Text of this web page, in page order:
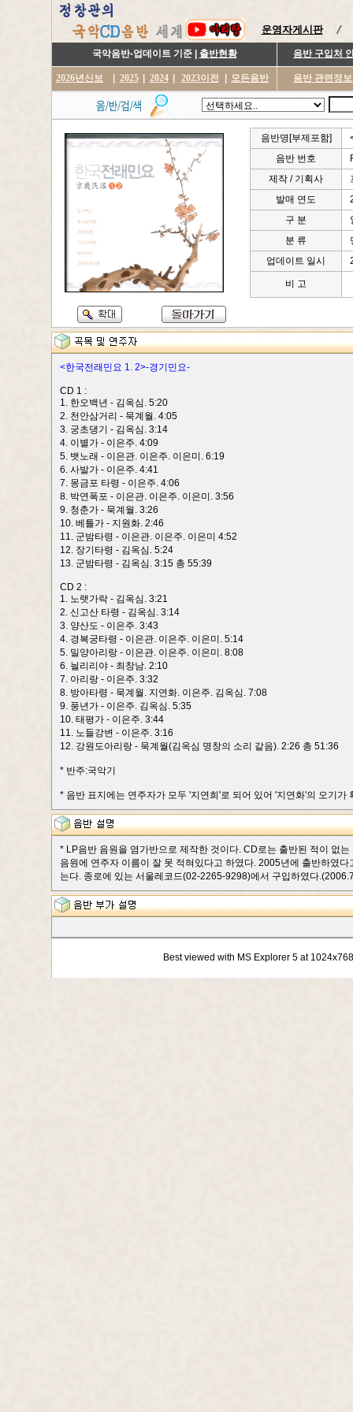
운영자게시판
국악음반-업데이트 기준 | 출반현황 음반 구입처
2026년신보 2025 2024 2023이전 모든음반 음반 관련정
음반명[부제포함]
음반 번호
제작 / 기획사
발매 연도
구 분
분 류
업데이트 일시
비 고
<한국전래민요 1. 2>-경기민요-
CD 1 :
1. 한오백년 - 김옥심. 5:20
2. 천안삼거리 - 묵계월. 4:05
3. 궁초댕기 - 김옥심. 3:14
4. 이별가 - 이은주. 4:09
5. 뱃노래 - 이은관. 이은주. 이은미. 6:19
6. 사발가 - 이은주. 4:41
7. 몽금포 타령 - 이은주. 4:06
8. 박연폭포 - 이은관. 이은주. 이은미. 3:56
9. 청춘가 - 묵계월. 3:26
10. 베틀가 - 지원화. 2:46
11. 군밤타령 - 이은관. 이은주. 이은미 4:52
12. 장기타령 - 김옥심. 5:24
13. 군밤타령 - 김옥심. 3:15 총 55:39
CD 2 :
1. 노랫가락 - 김옥심. 3:21
2. 신고산 타령 - 김옥심. 3:14
3. 양산도 - 이은주. 3:43
4. 경복궁타령 - 이은관. 이은주. 이은미. 5:14
5. 밀양아리랑 - 이은관. 이은주. 이은미. 8:08
6. 늴리리야 - 최창남. 2:10
7. 아리랑 - 이은주. 3:32
8. 방아타령 - 묵계월. 지연화. 이은주. 김옥심. 7:08
9. 풍년가 - 이은주. 김옥심. 5:35
10. 태평가 - 이은주. 3:44
11. 노들강변 - 이은주. 3:16
12. 강원도아리랑 - 묵계월(김옥심 명창의 소리 같음). 2:26 총 51:36
* 반주:국악기
* 음반 표지에는 연주자가 모두 '지연희'로 되어 있어 '지연화'의 오기
* LP음반 음원을 염가반으로 제작한 것이다. CD로는 출반된 적이 없
음원에 연주자 이름이 잘 못 적혀있다고 하였다. 2005년에 출반하였
는다. 종로에 있는 서울레코드(02-2265-9298)에서 구입하였다
Best viewed with MS Explorer 5 at